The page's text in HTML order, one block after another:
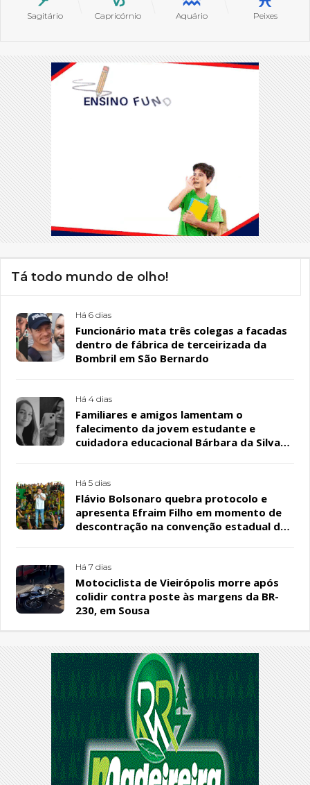
Sagitário Capricórnio Aquário Peixes
Tá todo mundo de olho!
Há 6 dias
Funcionário mata três colegas a facadas
dentro de fábrica de terceirizada da
Bombril em São Bernardo
Há 4 dias
Familiares e amigos lamentam o
falecimento da jovem estudante e
cuidadora educacional Bárbara da Silva
Há 5 dias
Flávio Bolsonaro quebra protocolo e
apresenta Efraim Filho em momento de
descontração na convenção estadual do
Há 7 dias
Motociclista de Vieirópolis morre após
colidir contra poste às margens da BR-
230, em Sousa